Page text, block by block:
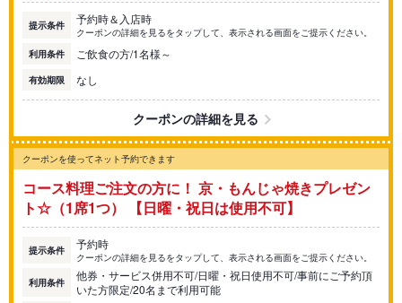
提示条件 予約時＆入店時
クーポンの詳細を見るをタップして、表示される画面をご提示ください。
利用条件
ご飲食の方/1名様～
有効期限 なし
クーポンの詳細を見る
クーポンを使ってネット予約できます
コース料理ご注文の方に！ 京・もんじゃ焼きプレゼン
ト☆（1席1つ） 【日曜・祝日は使用不可】
提示条件 予約時
クーポンの詳細を見るをタップして、表示される画面をご提示ください。
利用条件
他券・サービス併用不可/日曜・祝日使用不可/事前にご予約頂
いた方限定/20名まで利用可能